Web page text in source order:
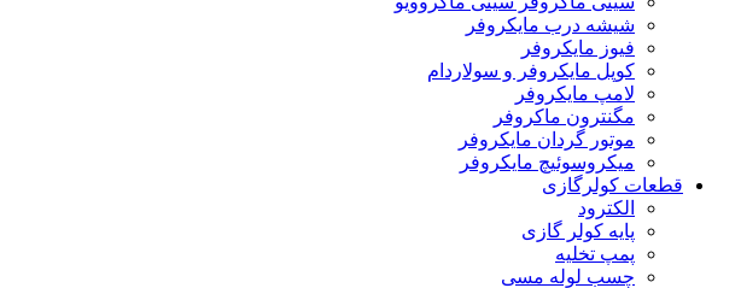
شیشه درب مایکروفر
فیوز مایکروفر
کوپل مایکروفر و سولاردام
لامپ مایکروفر
مگنترون ماکروفر
موتور گردان مایکروفر
میکروسوئیچ مایکروفر
قطعات کولرگازی
الکترود
پایه کولر گازی
پمپ تخلیه
چسب لوله مسی